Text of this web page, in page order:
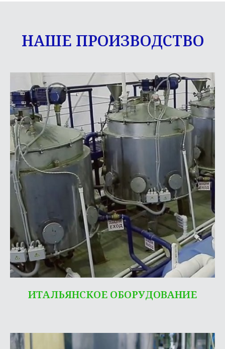
НАШЕ ПРОИЗВОДСТВО
ИТАЛЬЯНСКОЕ ОБОРУДОВАНИЕ